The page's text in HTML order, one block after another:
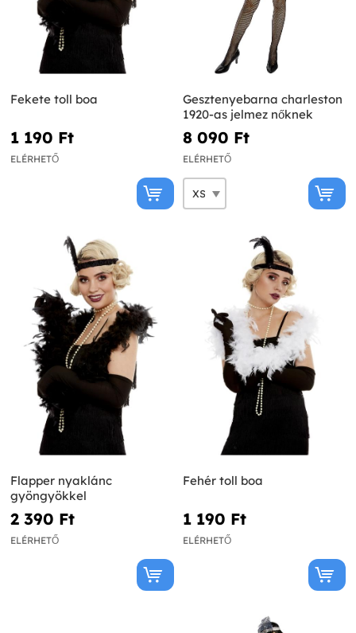
Fekete toll boa
1 190 Ft‎
ELÉRHETŐ
Gesztenyebarna charleston
1920-as jelmez nőknek
8 090 Ft‎
ELÉRHETŐ
Flapper nyaklánc
gyöngyökkel
2 390 Ft‎
ELÉRHETŐ
Fehér toll boa
1 190 Ft‎
ELÉRHETŐ